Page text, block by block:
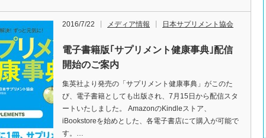
2016/7/22 メディア情報 日本サプリメント協会
電子書籍版｢サプリメント健康事典｣配信
開始のご案内
集英社より発売の「サプリメント健康事典」がこのた
び、電子書籍としても出版され、7月15日から配信スタ
ートいたしました。 AmazonのKindleストア、
iBookstoreを始めとした、各電子書店にて購入が可能で
す。…